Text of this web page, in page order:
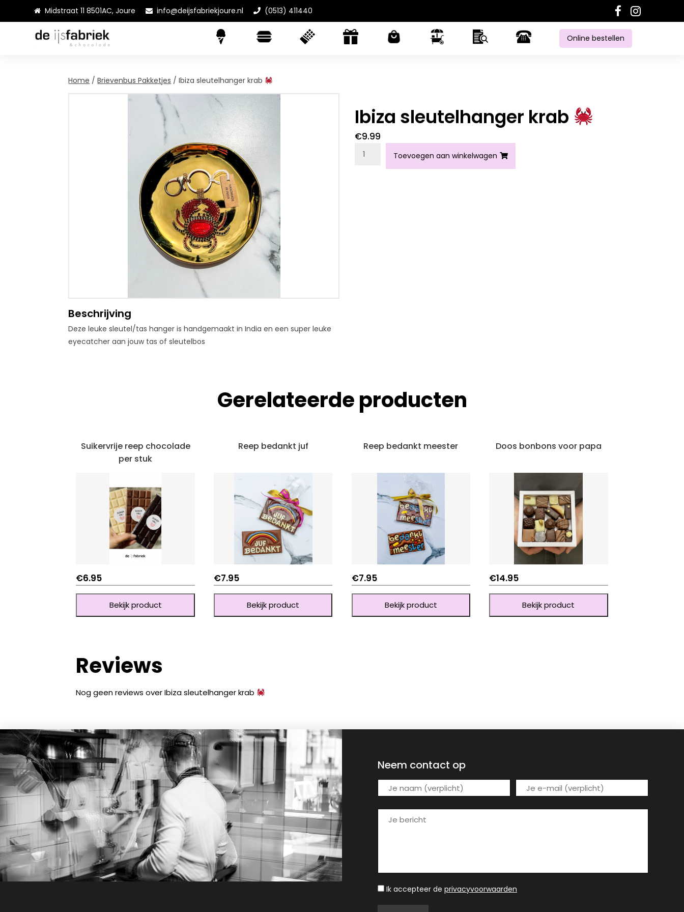
Midstraat 11 8501AC, Joure info@deijsfabriekjoure.nl (0513) 411440
Online bestellen
Home /Brievenbus Pakketjes / Ibiza sleutelhanger krab
Ibiza sleutelhanger krab
€9.99
Ibiza sleutelhanger krab
Toevoegen aan winkelwagen
Beschrijving
Deze leuke sleutel/tas hanger is handgemaakt in India en een super leuke
eyecatcher aan jouw tas of sleutelbos
Gerelateerde producten
Suikervrije reep chocolade
per stuk
€6.95
Bekijk product
Reep bedankt juf
€7.95
Bekijk product
Reep bedankt meester
€7.95
Bekijk product
Doos bonbons voor papa
€14.95
Bekijk product
Reviews
Nog geen reviews over Ibiza sleutelhanger krab
Neem contact op
Ik accepteer de privacyvoorwaarden